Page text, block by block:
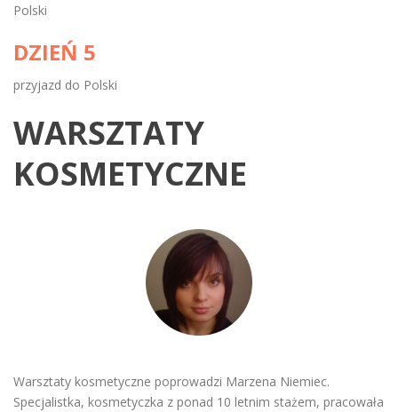
Polski
DZIEŃ 5
przyjazd do Polski
WARSZTATY
KOSMETYCZNE
Warsztaty kosmetyczne poprowadzi Marzena Niemiec.
Specjalistka, kosmetyczka z ponad 10 letnim stażem, pracowała